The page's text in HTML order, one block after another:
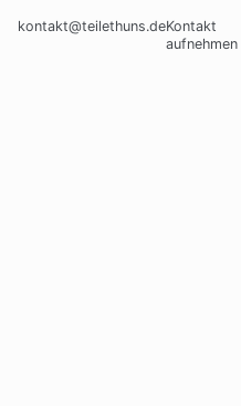
kontakt@teilethuns.deKontakt
aufnehmen